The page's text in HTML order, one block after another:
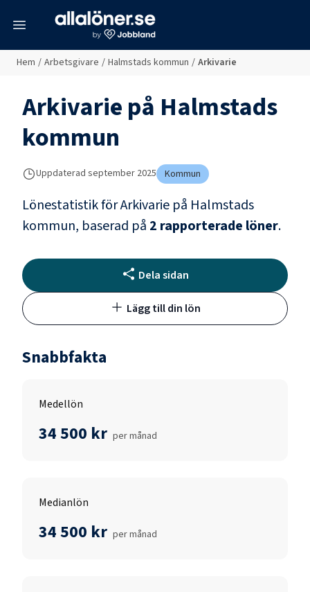
Hem / Arbetsgivare / Halmstads kommun / Arkivarie
Arkivariepå Halmstads
kommun
Uppdaterad september 2025 Kommun
Lönestatistik förArkivarie på Halmstads
kommun, baserad på 2 rapporterade löner.
Dela sidan
Lägg till din lön
Snabbfakta
Medellön
34 500 kr per månad
Medianlön
34 500 kr per månad